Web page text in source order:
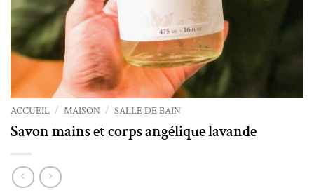
ACCUEIL / MAISON / SALLE DE BAIN
Savon mains et corps angélique lavande